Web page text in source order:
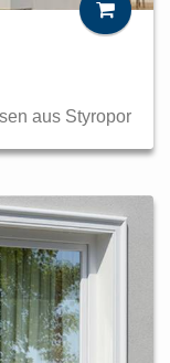
aus Styropor